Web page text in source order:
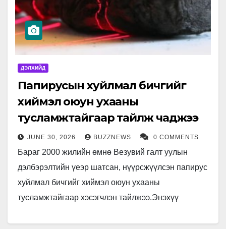
ДЭЛХИЙД
Папирусын хуйлмал бичгийг
хиймэл оюун ухааны
тусламжтайгаар тайлж чаджээ
JUNE 30, 2026 BUZZNEWS 0 COMMENTS
Бараг 2000 жилийн өмнө Везувий галт уулын
дэлбэрэлтийн үеэр шатсан, нүүрсжүүлсэн папирус
хуйлмал бичгийг хиймэл оюун ухааны
тусламжтайгаар хэсэгчлэн тайлжээ.Энэхүү